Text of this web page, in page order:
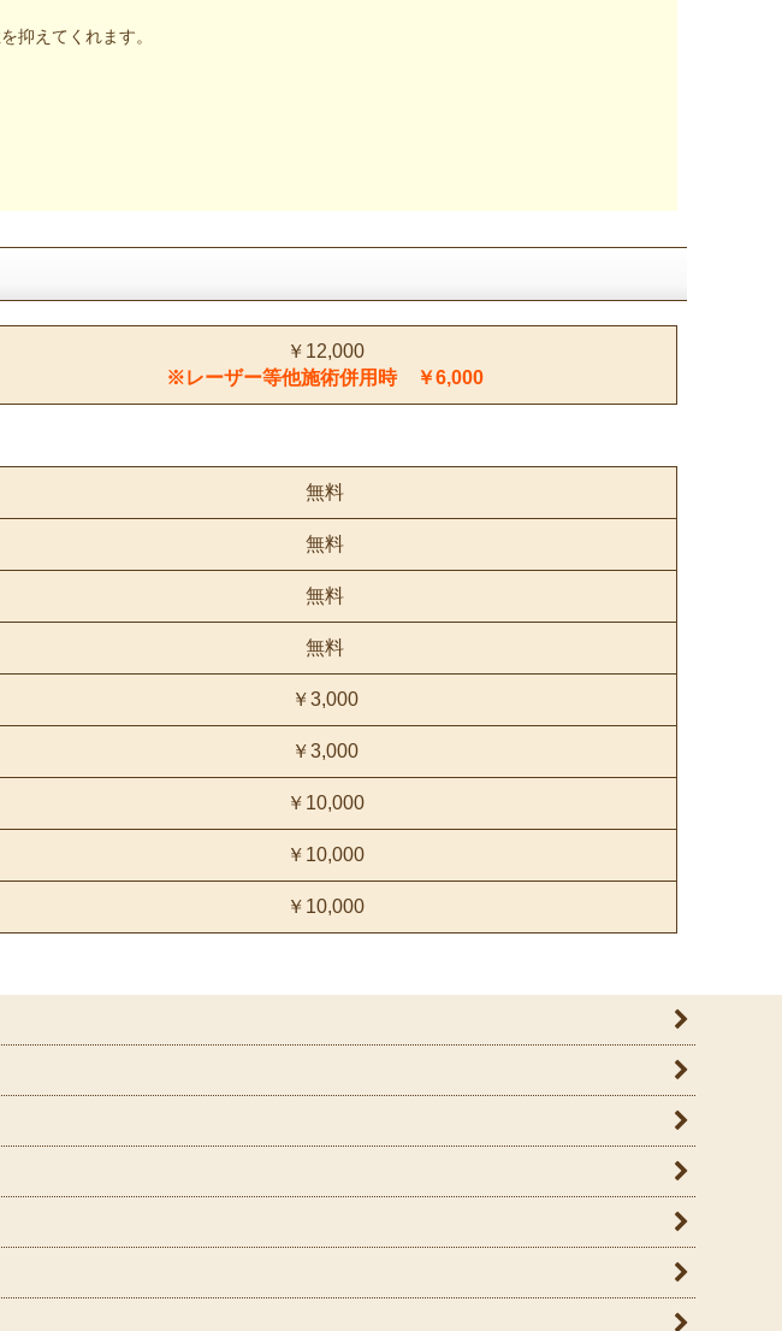
抑えてくれます。
￥12,000
※レーザー等他施術併用時 ￥6,000
無料
無料
無料
無料
￥3,000
￥3,000
￥10,000
￥10,000
￥10,000